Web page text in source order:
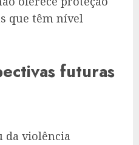
que têm nível
futuras
da violência